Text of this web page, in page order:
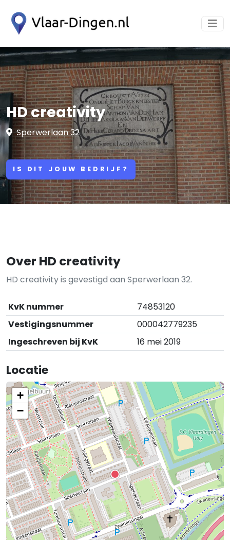
HD creativity
Sperwerlaan 32
IS DIT JOUW BEDRIJF?
Over HD creativity
HD creativity is gevestigd aan Sperwerlaan 32.
KvK nummer
74853120
Vestigingsnummer
000042779235
Ingeschreven bij KvK
16 mei 2019
Locatie
+
−